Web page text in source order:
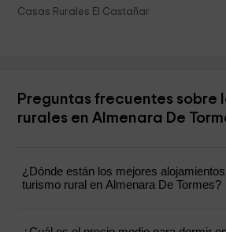
Casas Rurales El Castañar
Preguntas frecuentes sobre
rurales en Almenara De
¿Dónde están los mejores
turismo rural en Almenara De Tormes?